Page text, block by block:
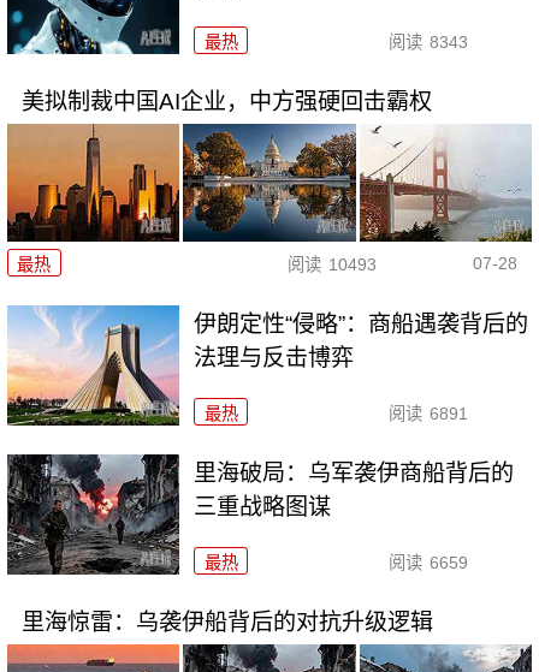
最热 阅读 8343
美拟制裁中国AI企业，中方强硬回击霸权
最热 阅读 10493 07-28
伊朗定性“侵略”：商船遇袭背后的
法理与反击博弈
最热 阅读 6891
里海破局：乌军袭伊商船背后的
三重战略图谋
最热 阅读 6659
里海惊雷：乌袭伊船背后的对抗升级逻辑